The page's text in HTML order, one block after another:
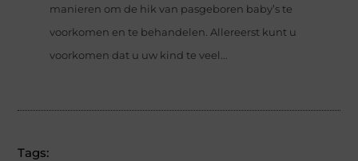
manieren om de hik van pasgeboren baby’s te
voorkomen en te behandelen. Allereerst kunt u
voorkomen dat u uw kind te veel...
Tags: